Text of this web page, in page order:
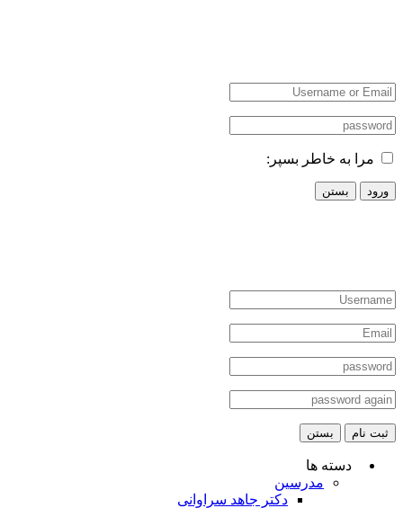
مرا به خاطر بسپر:
ورود بستن
ثبت نام بستن
دسته ها
مدرسین
دکتر جاهد سراوانی